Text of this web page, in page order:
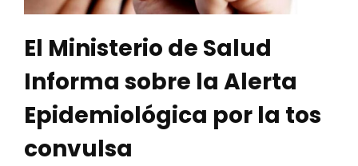
El Ministerio de Salud
Informa sobre la Alerta
Epidemiológica por la tos
convulsa